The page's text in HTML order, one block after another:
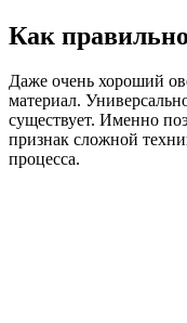
Как
Даже очень хороший
материал.
существует. Именно
признак сложной
процесса.